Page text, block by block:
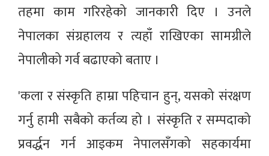
तहमा काम गरिरहेको जानकारी दिए । उनले
नेपालका संग्रहालय र त्यहाँ राखिएका सामग्रीले
नेपालीको गर्व बढाएको बताए ।
'कला र संस्कृति हाम्रा पहिचान हुन्, यसको संरक्षण
गर्नु हामी सबैको कर्तव्य हो । संस्कृति र सम्पदाको
प्रवर्द्धन गर्न आइकम नेपालसँगको सहकार्यमा